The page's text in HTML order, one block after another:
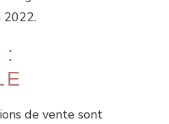
2022.
:
de vente sont